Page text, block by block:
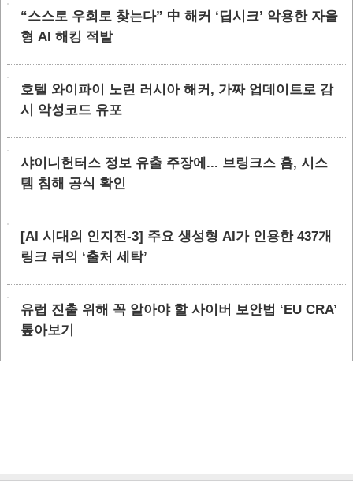
“스스로 우회로 찾는다” 中 해커 ‘딥시크’ 악용한 자율
형 AI 해킹 적발
호텔 와이파이 노린 러시아 해커, 가짜 업데이트로 감
시 악성코드 유포
샤이니헌터스 정보 유출 주장에... 브링크스 홈, 시스
템 침해 공식 확인
[AI 시대의 인지전-3] 주요 생성형 AI가 인용한 437개
링크 뒤의 ‘출처 세탁’
유럽 진출 위해 꼭 알아야 할 사이버 보안법 ‘EU CRA’
톺아보기